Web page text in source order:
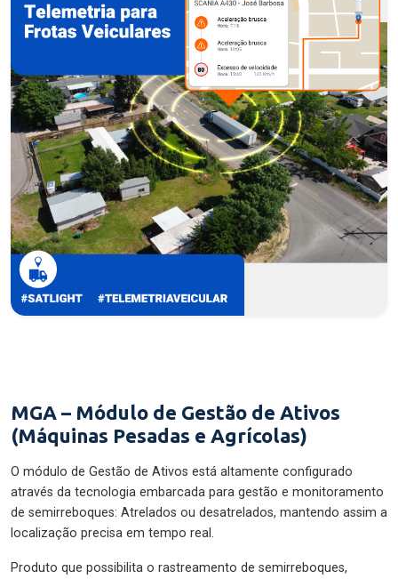
MGA – Módulo de Gestão de Ativos
(Máquinas Pesadas e Agrícolas)
O módulo de Gestão de Ativos está altamente configurado
através da tecnologia embarcada para gestão e monitoramento
de semirreboques: Atrelados ou desatrelados, mantendo assim a
localização precisa em tempo real.
Produto que possibilita o rastreamento de semirreboques,